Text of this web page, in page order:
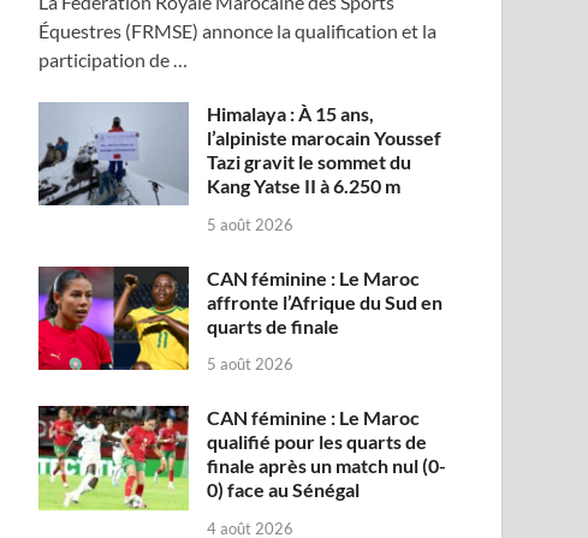
Équestres (FRMSE) annonce la qualification et la
participation de …
Himalaya : À 15 ans,
l’alpiniste marocain Youssef
Tazi gravit le sommet du
Kang Yatse II à 6.250 m
5 août 2026
CAN féminine : Le Maroc
affronte l’Afrique du Sud en
quarts de finale
5 août 2026
CAN féminine : Le Maroc
qualifié pour les quarts de
finale après un match nul (0-
0) face au Sénégal
4 août 2026